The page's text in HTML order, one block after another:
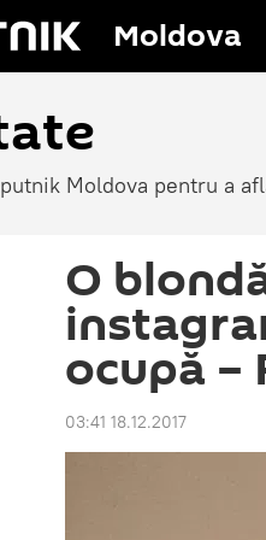
Moldova
Moldova pentru a
O
ocupă –
03:41 18.12.2017